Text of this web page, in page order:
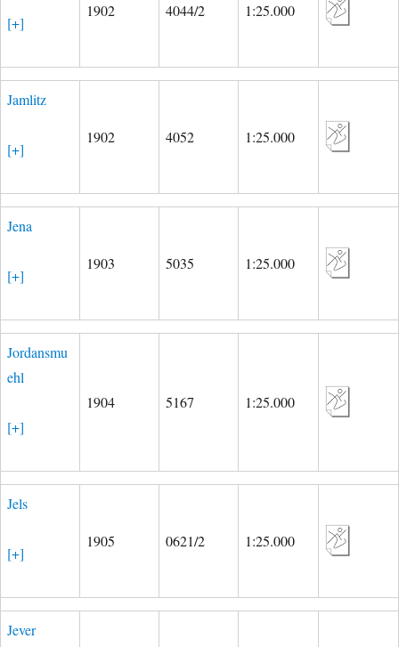
[+]
1902 4044/2 1:25.000
Jamlitz
[+]
1902 4052 1:25.000
Jena
[+]
1903 5035 1:25.000
Jordansmu
ehl
[+]
1904 5167 1:25.000
Jels
[+]
1905 0621/2 1:25.000
Jever